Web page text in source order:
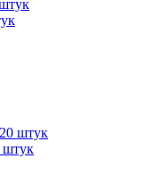
штук